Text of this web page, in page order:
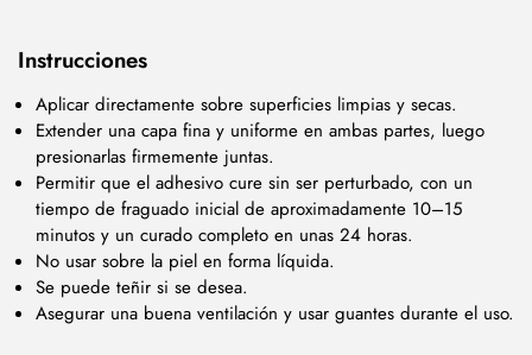
Instrucciones
Aplicar directamente sobre superficies limpias y secas.
Extender una capa fina y uniforme en ambas partes, luego
presionarlas firmemente juntas.
Permitir que el adhesivo cure sin ser perturbado, con un
tiempo de fraguado inicial de aproximadamente 10–15
minutos y un curado completo en unas 24 horas.
No usar sobre la piel en forma líquida.
Se puede teñir si se desea.
Asegurar una buena ventilación y usar guantes durante el uso.